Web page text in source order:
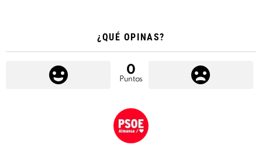
¿QUÉ OPINAS?
0
Puntos